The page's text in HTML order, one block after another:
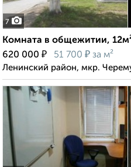
7
Комната в общежитии,
620 000 ₽ 51 700 ₽ за м²
Ленинский район, мкр.